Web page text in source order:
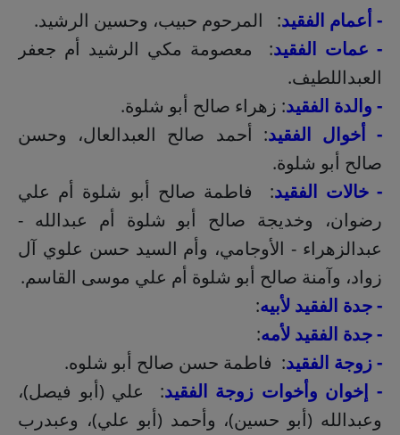
- أعمام الفقيد: المرحوم حبيب، وحسين الرشيد.
- عمات الفقيد: معصومة مكي الرشيد أم جعفر
العبداللطيف.
- والدة الفقيد: زهراء صالح أبو شلوة.
- أخوال الفقيد: أحمد صالح العبدالعال، وحسن
صالح أبو شلوة.
- خالات الفقيد: فاطمة صالح أبو شلوة أم علي
رضوان، وخديجة صالح أبو شلوة أم عبدالله -
عبدالزهراء - الأوجامي، وأم السيد حسن علوي آل
زواد، وآمنة صالح أبو شلوة أم علي موسى القاسم.
- جدة الفقيد لأبيه:
- جدة الفقيد لأمه:
- زوجة الفقيد: فاطمة حسن صالح أبو شلوه.
- إخوان وأخوات زوجة الفقيد: علي (أبو فيصل)،
وعبدالله (أبو حسين)، وأحمد (أبو علي)، وعبدرب